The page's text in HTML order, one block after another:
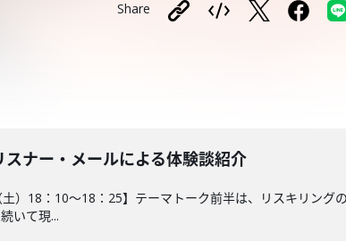
Share
ナー・メールによる体験談紹介
）18：10～18：25】テーマトーク前半は、リスキリング
いて現...